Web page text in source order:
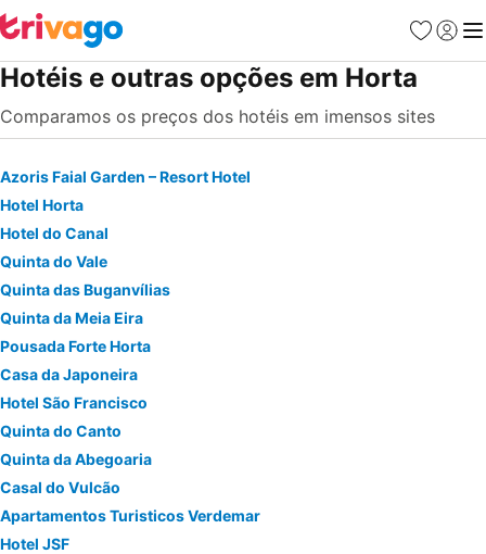
Favoritos
Iniciar
Hotéis e outras opções em Horta
Comparamos os preços dos hotéis em imensos sites
Azoris Faial Garden – Resort Hotel
Hotel Horta
Hotel do Canal
Quinta do Vale
Quinta das Buganvílias
Quinta da Meia Eira
Pousada Forte Horta
Casa da Japoneira
Hotel São Francisco
Quinta do Canto
Quinta da Abegoaria
Casal do Vulcão
Apartamentos Turisticos Verdemar
Hotel JSF